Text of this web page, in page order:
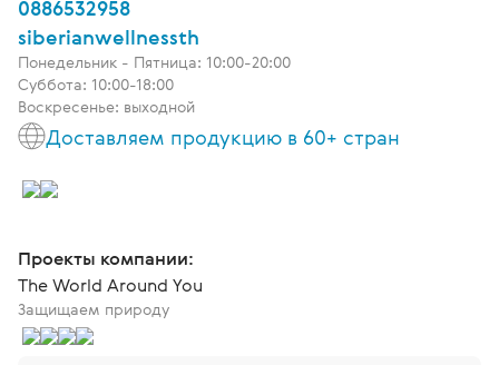
0886532958
siberianwellnessth
Понедельник - Пятница: 10:00-20:00
Суббота: 10:00-18:00
Воскресенье: выходной
Доставляем продукцию в 60+ стран
Проекты компании:
The World Around You
Защищаем природу